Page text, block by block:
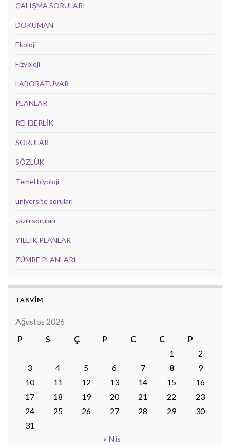
ÇALIŞMA SORULARI
DOKUMAN
Ekoloji
Fizyoloji
LABORATUVAR
PLANLAR
REHBERLİK
SORULAR
SÖZLÜK
Temel biyoloji
üniversite soruları
yazılı soruları
YILLIK PLANLAR
ZÜMRE PLANLARI
TAKVİM
Ağustos 2026
P
S Ç P C C
P
1
2
3
4 5 6 7 8
9
10
11 12 13 14 15
16
17
18 19 20 21 22
23
24
25 26 27 28 29
30
31
« Nis